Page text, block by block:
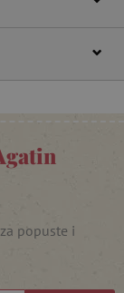
popuste i
www.agatinsvijet.hr
.agatinsvijet.hr